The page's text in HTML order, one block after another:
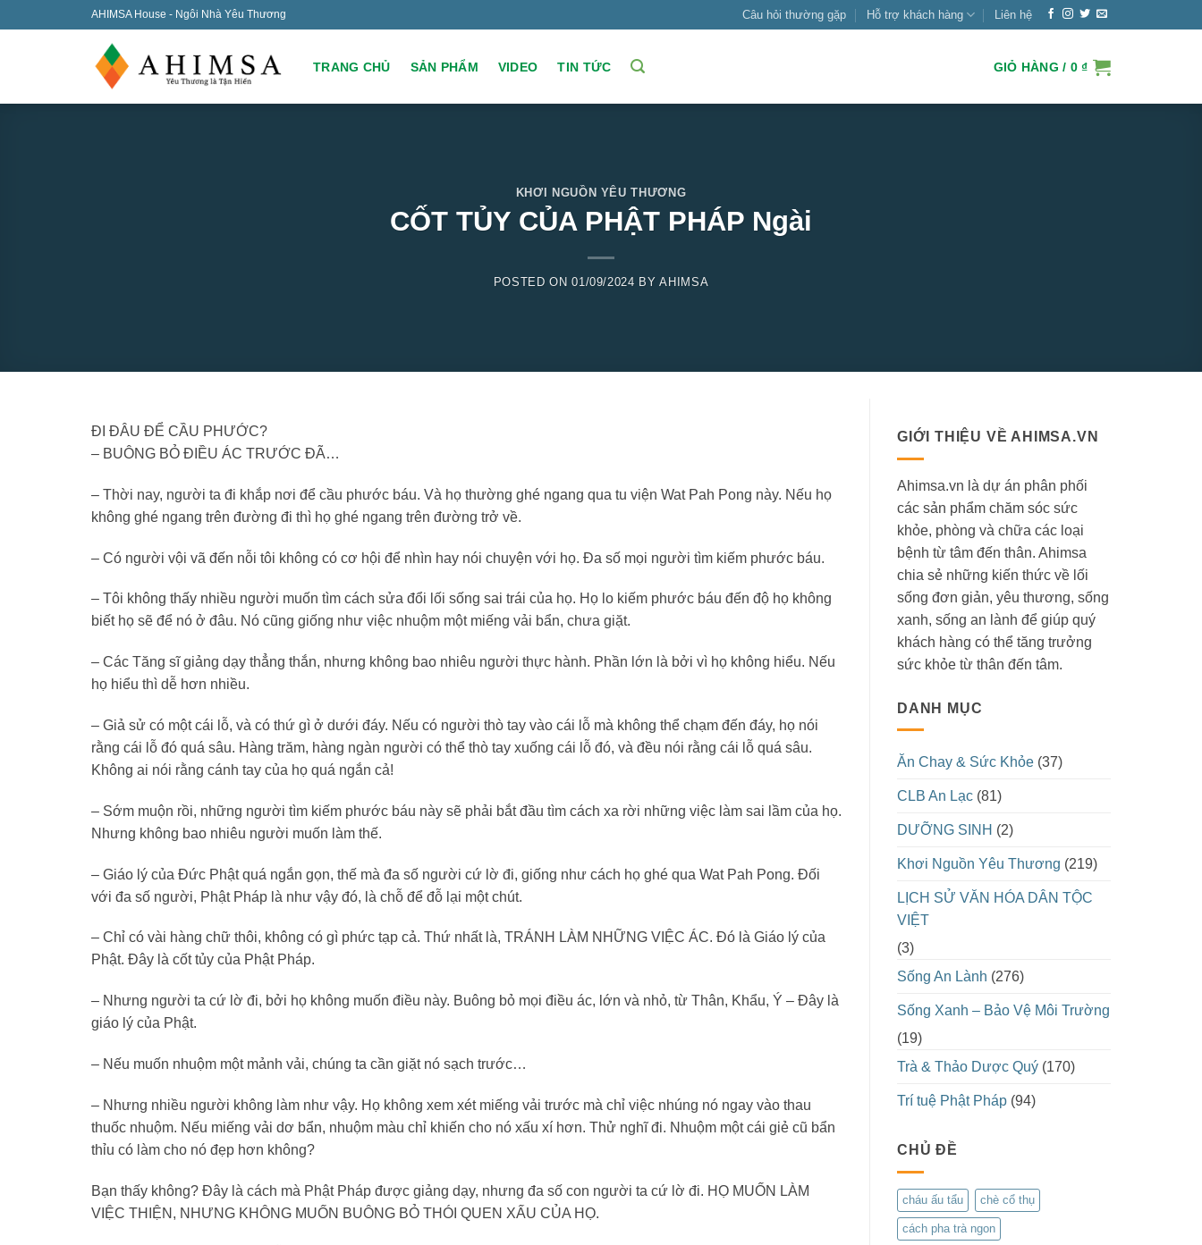
to
AHIMSA House - Ngôi Nhà Yêu Thương Câu hỏi thường gặp Hỗ trợ khách hàng Liên hệ
TRANG CHỦ SẢN PHẨM VIDEO TIN TỨC GIỎ HÀNG / 0₫
KHƠI NGUỒN YÊU THƯƠNG
CỐT TỦY CỦA PHẬT PHÁP Ngài
POSTED ON01/09/2024 BYAHIMSA
ĐI ĐÂU ĐỂ CẦU PHƯỚC?
– BUÔNG BỎ ĐIỀU ÁC TRƯỚC ĐÃ…
– Thời nay, người ta đi khắp nơi để cầu phước báu. Và họ thường ghé ngang qua tu viện Wat Pah Pong này. Nếu họ
không ghé ngang trên đường đi thì họ ghé ngang trên đường trở về.
– Có người vội vã đến nỗi tôi không có cơ hội để nhìn hay nói chuyện với họ. Đa số mọi người tìm kiếm phước báu.
– Tôi không thấy nhiều người muốn tìm cách sửa đổi lối sống sai trái của họ. Họ lo kiếm phước báu đến độ họ không
biết họ sẽ để nó ở đâu. Nó cũng giống như việc nhuộm một miếng vải bẩn, chưa giặt.
– Các Tăng sĩ giảng dạy thẳng thắn, nhưng không bao nhiêu người thực hành. Phần lớn là bởi vì họ không hiểu. Nếu
họ hiểu thì dễ hơn nhiều.
– Giả sử có một cái lỗ, và có thứ gì ở dưới đáy. Nếu có người thò tay vào cái lỗ mà không thể chạm đến đáy, họ nói
rằng cái lỗ đó quá sâu. Hàng trăm, hàng ngàn người có thể thò tay xuống cái lỗ đó, và đều nói rằng cái lỗ quá sâu.
Không ai nói rằng cánh tay của họ quá ngắn cả!
– Sớm muộn rồi, những người tìm kiếm phước báu này sẽ phải bắt đầu tìm cách xa rời những việc làm sai lầm của họ.
Nhưng không bao nhiêu người muốn làm thế.
– Giáo lý của Đức Phật quá ngắn gọn, thế mà đa số người cứ lờ đi, giống như cách họ ghé qua Wat Pah Pong. Đối
với đa số người, Phật Pháp là như vậy đó, là chỗ để đỗ lại một chút.
– Chỉ có vài hàng chữ thôi, không có gì phức tạp cả. Thứ nhất là, TRÁNH LÀM NHỮNG VIỆC ÁC. Đó là Giáo lý của
Phật. Đây là cốt tủy của Phật Pháp.
– Nhưng người ta cứ lờ đi, bởi họ không muốn điều này. Buông bỏ mọi điều ác, lớn và nhỏ, từ Thân, Khẩu, Ý – Đây là
giáo lý của Phật.
– Nếu muốn nhuộm một mảnh vải, chúng ta cần giặt nó sạch trước…
– Nhưng nhiều người không làm như vậy. Họ không xem xét miếng vải trước mà chỉ việc nhúng nó ngay vào thau
thuốc nhuộm. Nếu miếng vải dơ bẩn, nhuộm màu chỉ khiến cho nó xấu xí hơn. Thử nghĩ đi. Nhuộm một cái giẻ cũ bẩn
thỉu có làm cho nó đẹp hơn không?
Bạn thấy không? Đây là cách mà Phật Pháp được giảng dạy, nhưng đa số con người ta cứ lờ đi. HỌ MUỐN LÀM
VIỆC THIỆN, NHƯNG KHÔNG MUỐN BUÔNG BỎ THÓI QUEN XẤU CỦA HỌ.
GIỚI THIỆU VỀ AHIMSA.VN
Ahimsa.vn là dự án phân phối
các sản phẩm chăm sóc sức
khỏe, phòng và chữa các loại
bệnh từ tâm đến thân. Ahimsa
chia sẻ những kiến thức về lối
sống đơn giản, yêu thương, sống
xanh, sống an lành để giúp quý
khách hàng có thể tăng trưởng
sức khỏe từ thân đến tâm.
DANH MỤC
Ăn Chay & Sức Khỏe (37)
CLB An Lạc (81)
DƯỠNG SINH (2)
Khơi Nguồn Yêu Thương (219)
LỊCH SỬ VĂN HÓA DÂN TỘC
VIỆT
(3)
Sống An Lành (276)
Sống Xanh – Bảo Vệ Môi Trường
(19)
Trà & Thảo Dược Quý (170)
Trí tuệ Phật Pháp (94)
CHỦ ĐỀ
cháu ấu tẩu chè cổ thụ
cách pha trà ngon